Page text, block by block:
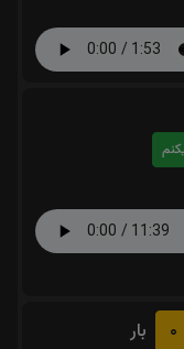
0
بار